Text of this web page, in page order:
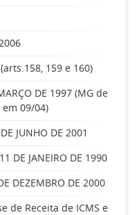
159 e 160)
DE 1997 (MG de
09/04)
JUNHO DE 2001
DE JANEIRO DE 1990
DE 2000
de Receita de ICMS e